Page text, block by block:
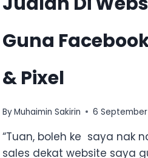
Guna
& Pixel
ByMuhaimin Sakirin 6 September
“Tuan, boleh ke saya nak
sales dekat website saya